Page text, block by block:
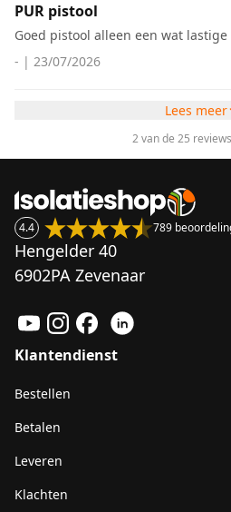
PUR pistool
Goed pistool alleen een wat
- | 23/07/2026
Lees meer
2 van de 25
4.4 789
Hengelder 40
6902PA Zevenaar
Klantendienst
Bestellen
Betalen
Leveren
Klachten